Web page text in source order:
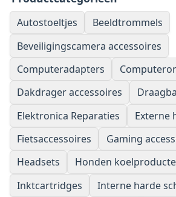
Autostoeltjes
Beeldtrommels
Beveiligingscamera accessoires
Computeradapters
Dakdrager accessoires
Elektronica Reparaties
Externe
Fietsaccessoires
Gaming
Headsets
Honden
Inktcartridges
Interne harde